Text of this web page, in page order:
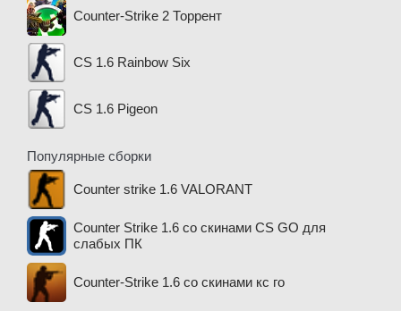
Counter-Strike 2 Торрент
CS 1.6 Rainbow Six
CS 1.6 Pigeon
Популярные сборки
Counter strike 1.6 VALORANT
Counter Strike 1.6 со скинами CS GO для
слабых ПК
Counter-Strike 1.6 со скинами кс го